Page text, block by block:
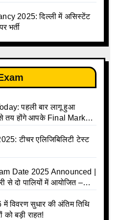
2025: दिल्ली में असिस्टेंट
भर्ती
पहली बार लागू हुआ
तय होंगे आपके Final Marks
टीचर एलिजिबिलिटी टेस्ट
Date 2025 Announced |
से दो पालियों में आयोजित –
विवरण सुधार की अंतिम तिथि
बड़ी राहत!